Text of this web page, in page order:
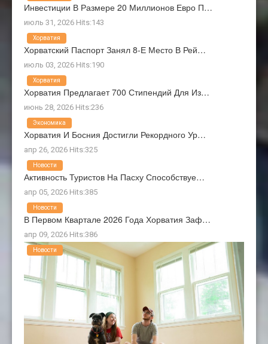
Инвестиции В Размере 20 Миллионов Евро П…
июль 31, 2026 Hits:143
Хорватский Паспорт Занял 8-Е Место В Рей…
июль 03, 2026 Hits:190
Хорватия
Хорватия Предлагает 700 Стипендий Для Из…
июнь 28, 2026 Hits:236
Хорватия
Хорватия И Босния Достигли Рекордного Ур…
апр 26, 2026 Hits:325
Экономика
Активность Туристов На Пасху Способствуе…
апр 05, 2026 Hits:385
Новости
В Первом Квартале 2026 Года Хорватия Заф…
апр 09, 2026 Hits:386
Новости
Новости